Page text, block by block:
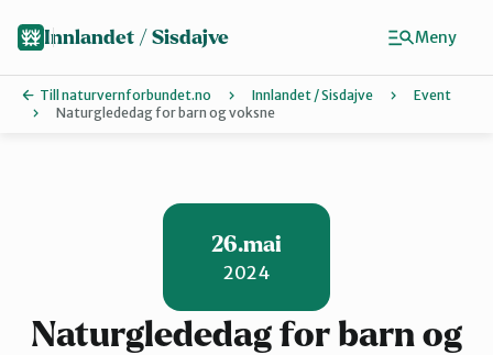
Arrangement
Innlandet / Sisdajve
Till naturvernforbundet.no Innlandet / Sisdajve
Event
Naturglededag for barn og voksne
26.mai
2024
Naturglededag for barn og